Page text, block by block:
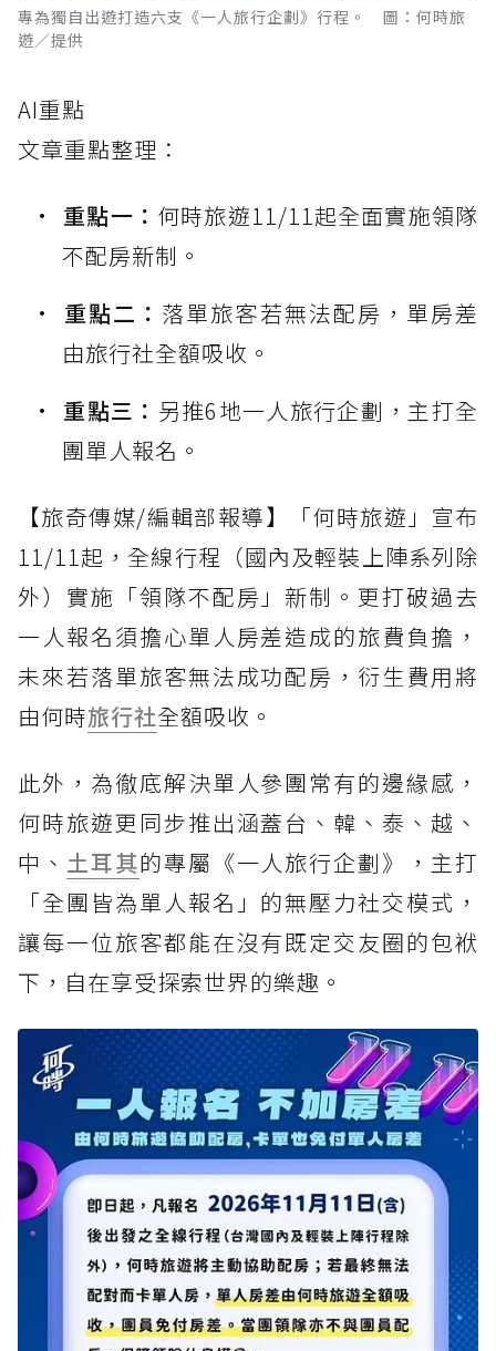
專為獨自出遊打造六支《一人旅行企劃》行程。 圖：何時旅
遊／提供
AI重點
文章重點整理：
重點一： 何時旅遊11/11起全面實施領隊
不配房新制。
重點二： 落單旅客若無法配房，單房差
由旅行社全額吸收。
重點三： 另推6地一人旅行企劃，主打全
團單人報名。
【旅奇傳媒/編輯部報導】「何時旅遊」宣布
11/11起，全線行程（國內及輕裝上陣系列除
外）實施「領隊不配房」新制。更打破過去
一人報名須擔心單人房差造成的旅費負擔，
未來若落單旅客無法成功配房，衍生費用將
由何時旅行社全額吸收。
此外，為徹底解決單人參團常有的邊緣感，
何時旅遊更同步推出涵蓋台、韓、泰、越、
中、 土耳其的專屬《一人旅行企劃》，主打
「全團皆為單人報名」的無壓力社交模式，
讓每一位旅客都能在沒有既定交友圈的包袱
下，自在享受探索世界的樂趣。